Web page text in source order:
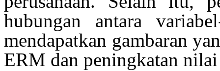
hubungan antara
mendapatkan gambaran
ERM dan peningkatan nilai